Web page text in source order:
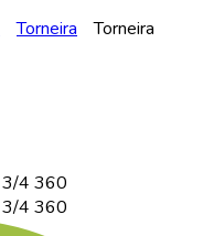
Torneira
Torneira